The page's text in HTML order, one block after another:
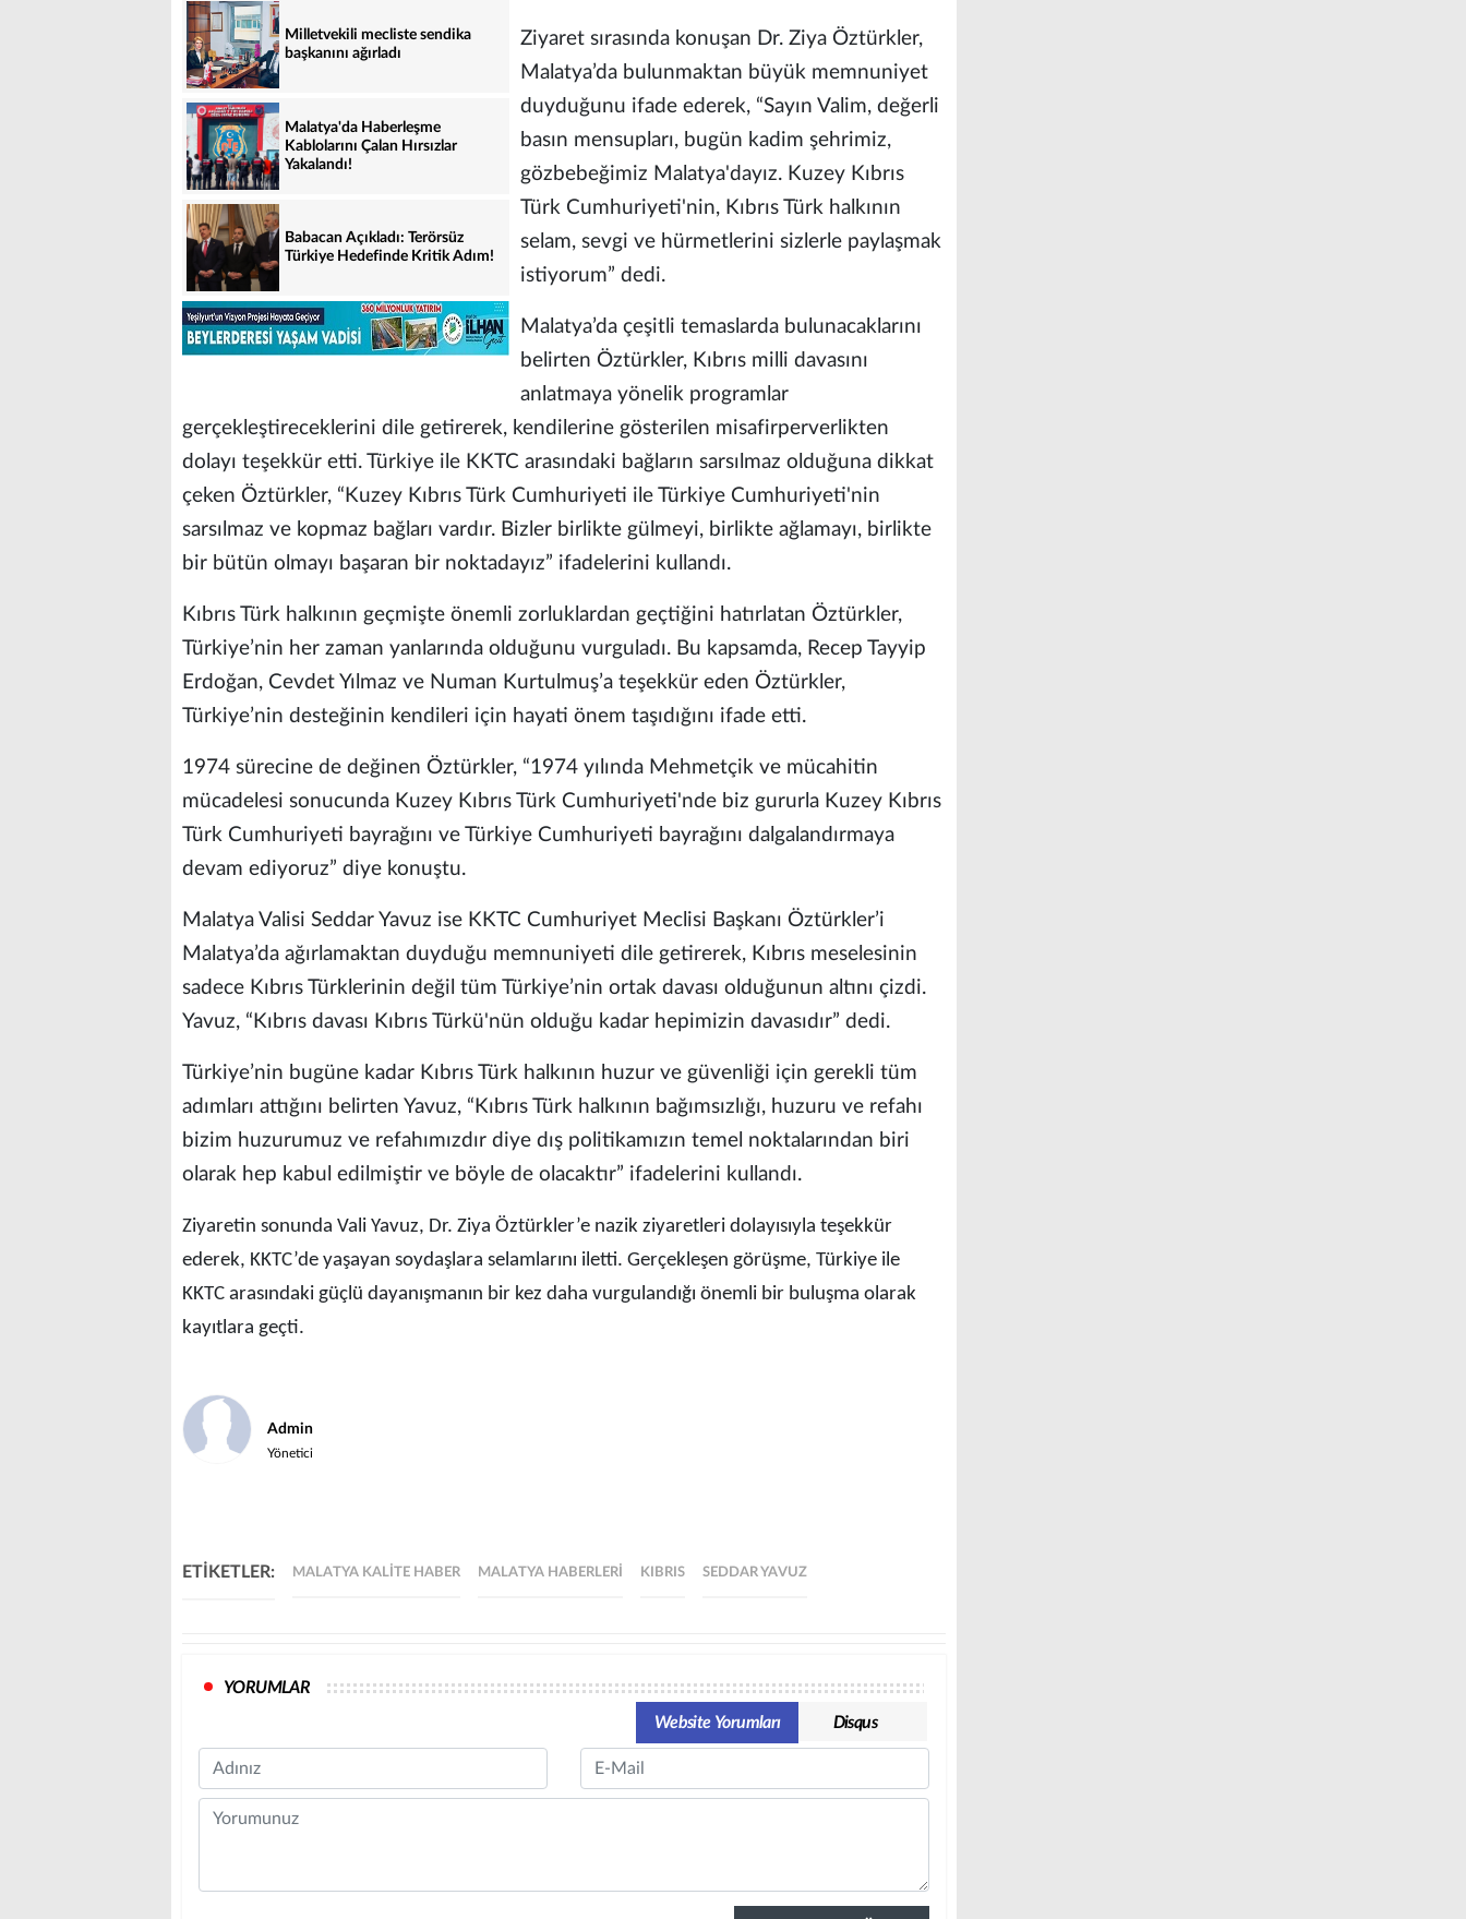
Milletvekili mecliste sendika
başkanını ağırladı
Malatya'da Haberleşme
Kablolarını Çalan Hırsızlar
Yakalandı!
Babacan Açıkladı: Terörsüz
Türkiye Hedefinde Kritik Adım!
Ziyaret sırasında konuşan Dr. Ziya Öztürkler,
Malatya’da bulunmaktan büyük memnuniyet
duyduğunu ifade ederek, “Sayın Valim, değerli
basın mensupları, bugün kadim şehrimiz,
gözbebeğimiz Malatya'dayız. Kuzey Kıbrıs
Türk Cumhuriyeti'nin, Kıbrıs Türk halkının
selam, sevgi ve hürmetlerini sizlerle paylaşmak
istiyorum” dedi.
Malatya’da çeşitli temaslarda bulunacaklarını
belirten Öztürkler, Kıbrıs milli davasını
anlatmaya yönelik programlar
gerçekleştireceklerini dile getirerek, kendilerine gösterilen misafirperverlikten
dolayı teşekkür etti. Türkiye ile KKTC arasındaki bağların sarsılmaz olduğuna dikkat
çeken Öztürkler, “Kuzey Kıbrıs Türk Cumhuriyeti ile Türkiye Cumhuriyeti'nin
sarsılmaz ve kopmaz bağları vardır. Bizler birlikte gülmeyi, birlikte ağlamayı, birlikte
bir bütün olmayı başaran bir noktadayız” ifadelerini kullandı.
Kıbrıs Türk halkının geçmişte önemli zorluklardan geçtiğini hatırlatan Öztürkler,
Türkiye’nin her zaman yanlarında olduğunu vurguladı. Bu kapsamda, Recep Tayyip
Erdoğan, Cevdet Yılmaz ve Numan Kurtulmuş’a teşekkür eden Öztürkler,
Türkiye’nin desteğinin kendileri için hayati önem taşıdığını ifade etti.
1974 sürecine de değinen Öztürkler, “1974 yılında Mehmetçik ve mücahitin
mücadelesi sonucunda Kuzey Kıbrıs Türk Cumhuriyeti'nde biz gururla Kuzey Kıbrıs
Türk Cumhuriyeti bayrağını ve Türkiye Cumhuriyeti bayrağını dalgalandırmaya
devam ediyoruz” diye konuştu.
Malatya Valisi Seddar Yavuz ise KKTC Cumhuriyet Meclisi Başkanı Öztürkler’i
Malatya’da ağırlamaktan duyduğu memnuniyeti dile getirerek, Kıbrıs meselesinin
sadece Kıbrıs Türklerinin değil tüm Türkiye’nin ortak davası olduğunun altını çizdi.
Yavuz, “Kıbrıs davası Kıbrıs Türkü'nün olduğu kadar hepimizin davasıdır” dedi.
Türkiye’nin bugüne kadar Kıbrıs Türk halkının huzur ve güvenliği için gerekli tüm
adımları attığını belirten Yavuz, “Kıbrıs Türk halkının bağımsızlığı, huzuru ve refahı
bizim huzurumuz ve refahımızdır diye dış politikamızın temel noktalarından biri
olarak hep kabul edilmiştir ve böyle de olacaktır” ifadelerini kullandı.
Ziyaretin sonunda Vali Yavuz, Dr. Ziya Öztürkler’e nazik ziyaretleri dolayısıyla teşekkür
ederek, KKTC’de yaşayan soydaşlara selamlarını iletti. Gerçekleşen görüşme, Türkiye ile
KKTC arasındaki güçlü dayanışmanın bir kez daha vurgulandığı önemli bir buluşma olarak
kayıtlara geçti.
Admin
Yönetici
ETİKETLER: MALATYA KALITE HABER MALATYA HABERLERI KIBRIS SEDDAR YAVUZ
YORUMLAR
Website Yorumları
Disqus
Name Email
Comment